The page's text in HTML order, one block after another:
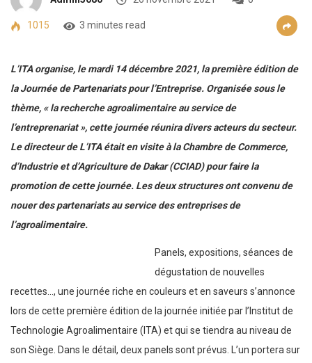
1015 3 minutes read
L’ITA organise, le mardi 14 décembre 2021, la première édition de
la Journée de Partenariats pour l’Entreprise. Organisée sous le
thème, « la recherche agroalimentaire au service de
l’entreprenariat », cette journée réunira divers acteurs du secteur.
Le directeur de L’ITA était en visite à la Chambre de Commerce,
d’Industrie et d’Agriculture de Dakar (CCIAD) pour faire la
promotion de cette journée. Les deux structures ont convenu de
nouer des partenariats au service des entreprises de
l’agroalimentaire.
Panels, expositions, séances de
dégustation de nouvelles
recettes…, une journée riche en couleurs et en saveurs s’annonce
lors de cette première édition de la journée initiée par l’Institut de
Technologie Agroalimentaire (ITA) et qui se tiendra au niveau de
son Siège. Dans le détail, deux panels sont prévus. L’un portera sur